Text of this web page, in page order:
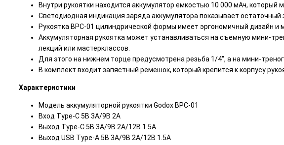
Внутри рукоятки находится аккумулятор емкостью 10 000 мАч,
Светодиодная индикация заряда аккумулятора показывает
Рукоятка BPC-01 цилиндрической формы имеет эргономичный дизайн
Аккумуляторная рукоятка может устанавливаться на съемную мини-
лекций или мастерклассов.
Для этого на нижнем торце предусмотрена резьба 1/4", а на мини-
В комплект входит запястный ремешок, который крепится к корпусу
Характеристики
Модель аккумуляторной рукоятки Godox BPC-01
Вход Type-C 5В 3А/9В 2А
Выход Type-C 5В 3A/9В 2A/12В 1.5A
Выход USB Type-A 5В 3A/9В 2A/12В 1.5A